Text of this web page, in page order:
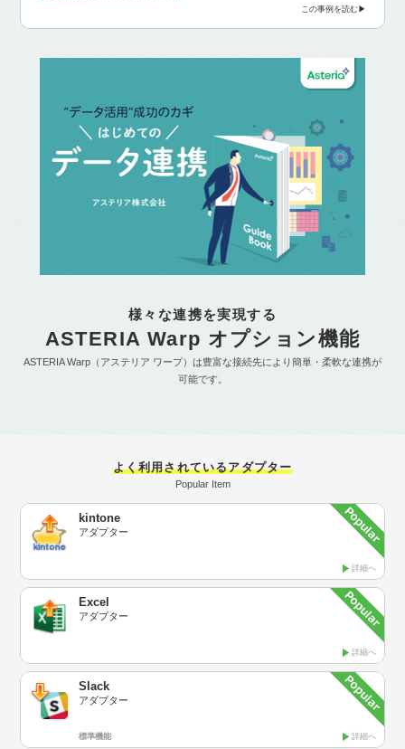
この事例を読む
様々な連携を実現する
ASTERIA Warp オプション機能
ASTERIA Warp（アステリア ワープ）は豊富な接続先により簡単・柔軟な連携が
可能です。
よく利用されているアダプター
Popular Item
kintone
アダプター
詳細へ
Excel
アダプター
詳細へ
Slack
アダプター
詳細へ
標準機能